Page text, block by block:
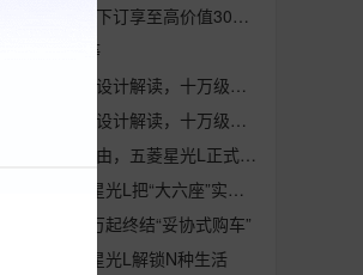
「人民的大六座」星光L下订享至高价值30000元八重礼遇
总算没白等
奔驰设计师操刀，星光L设计解读，十万级的“移动生活提案”
奔驰设计师操刀，星光L设计解读，十万级的“移动生活提案”
10.98万起解锁大六座自由，五菱星光L正式上市
10万级SUV上市，五菱星光L把“大六座”实现新玩法
市，10.98万起终结“妥协式购车”
SUV标准，星光L解锁N种生活